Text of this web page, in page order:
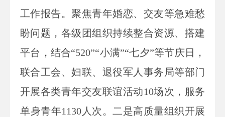
工作报告。聚焦青年婚恋、交友等急难愁
盼问题，各级团组织持续整合资源、搭建
平台，结合“520”“小满”“七夕”等节庆日，
联合工会、妇联、退役军人 事务 局等部门
开展各类青年交友联谊活动10场次，服务
单身青年1130人次。二是高质量组织开展